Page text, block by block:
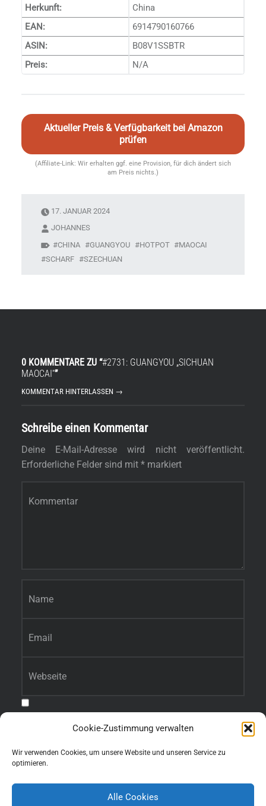
Cookie-Zustimmung verwalten
Wir verwenden Cookies, um unsere Website und unseren Service zu
optimieren.
Alle Cookies
Herkunft:
China
EAN:
6914790160766
ASIN:
B08V1SSBTR
Preis:
N/A
Aktueller Preis & Verfügbarkeit bei Amazon
prüfen
(Affiliate-Link: Wir erhalten ggf. eine Provision, für dich ändert sich
am Preis nichts.)
17. JANUAR 2024
JOHANNES
CHINA
GUANGYOU HOTPOT
MAOCAI
SCHARF
SZECHUAN
0 KOMMENTARE ZU “#2731: GUANGYOU „SICHUAN
MAOCAI“”
KOMMENTAR HINTERLASSEN →
Schreibe einen Kommentar
Deine E-Mail-Adresse wird nicht veröffentlicht.
Erforderliche Felder sind mit *markiert